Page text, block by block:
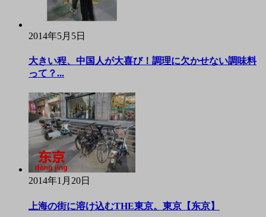
2014年5月5日
大きい程、中国人が大喜び！調理に欠かせない調味料
って？...
2014年1月20日
上海の街に溶け込むTHE東京。東京【东京】